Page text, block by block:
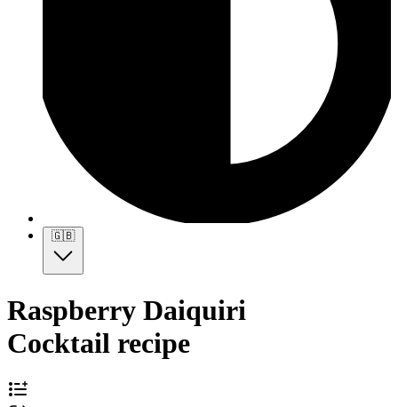
🇬🇧
Raspberry Daiquiri
Cocktail recipe